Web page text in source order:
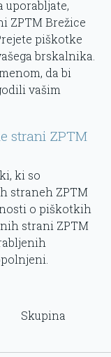
uporabljate,
ZPTM Brežice
piškotke
brskalnika.
da bi
vašim
strani ZPTM
ki so
straneh ZPTM
o piškotkih
strani ZPTM
Skupina